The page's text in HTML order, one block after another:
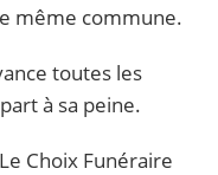
même commune.
toutes les
à sa peine.
Choix Funéraire